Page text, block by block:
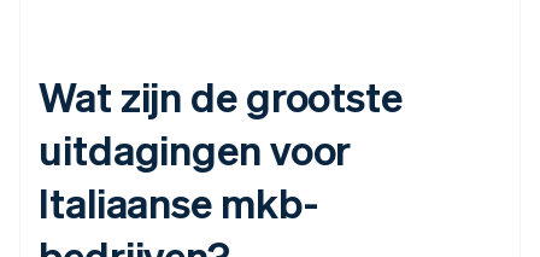
Wat zijn de grootste
uitdagingen voor
Italiaanse mkb-